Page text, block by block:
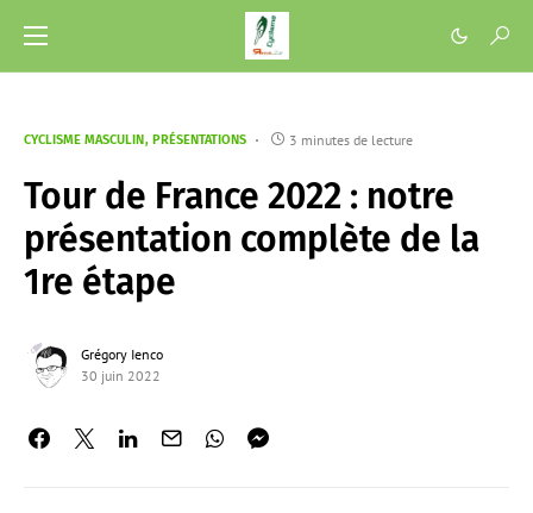
CYCLISME MASCULIN PRÉSENTATIONS 3 minutes de lecture
Tour de France 2022 : notre
présentation complète de la
1re étape
Grégory Ienco
30 juin 2022